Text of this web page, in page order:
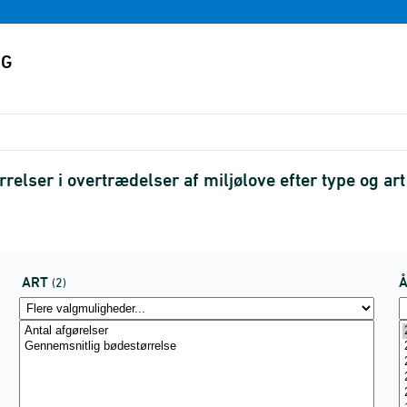
i overtrædelser af miljølove efter type og art
ART (2)